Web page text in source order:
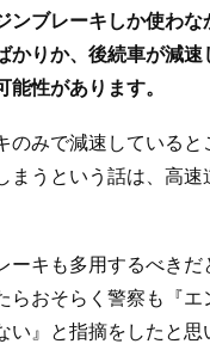
ンブレーキしか使わな
かりか、後続車が減速
能性があります。
のみで減速していると
まうという話は、高速
ーキも多用するべきだ
らおそらく警察も『エ
い』と指摘をしたと思